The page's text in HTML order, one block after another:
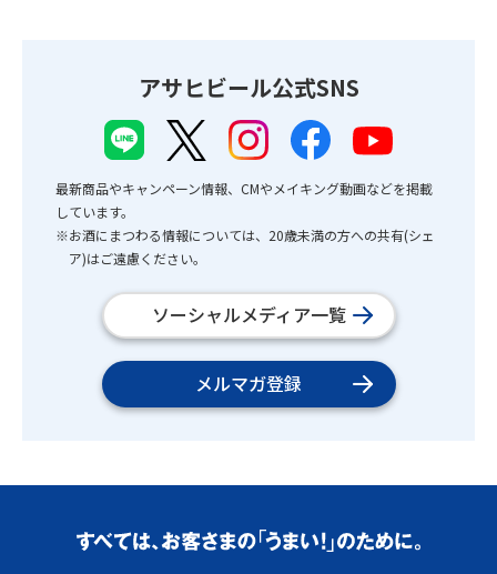
アサヒビール公式SNS
最新商品やキャンペーン情報、CMやメイキング動画などを掲載
しています。
※お酒にまつわる情報については、20歳未満の方への共有(シェ
ア)はご遠慮ください。
ソーシャルメディア一覧
メルマガ登録